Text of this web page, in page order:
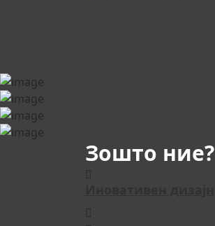
Зошто ние?